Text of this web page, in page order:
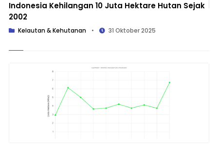
Indonesia Kehilangan 10 Juta Hektare Hutan Sejak
2002
Kelautan & Kehutanan • 31 Oktober 2025